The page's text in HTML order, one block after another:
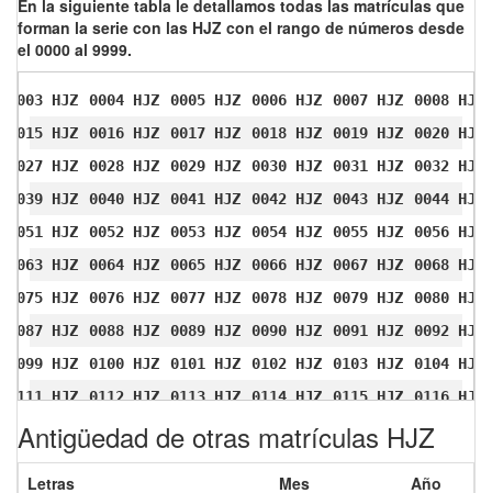
En la siguiente tabla le detallamos todas las matrículas que
forman la serie con las HJZ con el rango de números desde
el 0000 al 9999.
0003 HJZ 0004 HJZ 0005 HJZ 0006 HJZ 0007 HJZ
0008 HJZ
0015 HJZ
0016 HJZ 0017 HJZ 0018 HJZ 0019 HJZ
0020 HJZ
0027 HJZ
0028 HJZ 0029 HJZ 0030 HJZ 0031 HJZ
0032 HJZ
0039 HJZ
0040 HJZ 0041 HJZ 0042 HJZ 0043 HJZ
0044 HJZ
0051 HJZ
0052 HJZ 0053 HJZ 0054 HJZ 0055 HJZ
0056 HJZ
0063 HJZ
0064 HJZ 0065 HJZ 0066 HJZ 0067 HJZ
0068 HJZ
0075 HJZ
0076 HJZ 0077 HJZ 0078 HJZ 0079 HJZ
0080 HJZ
0087 HJZ
0088 HJZ 0089 HJZ 0090 HJZ 0091 HJZ
0092 HJZ
0099 HJZ
0100 HJZ 0101 HJZ 0102 HJZ 0103 HJZ
0104 HJZ
0111 HJZ
0112 HJZ 0113 HJZ 0114 HJZ 0115 HJZ
0116 HJZ
0123 HJZ
0124 HJZ 0125 HJZ 0126 HJZ 0127 HJZ
0128 HJZ
0135 HJZ
0136 HJZ 0137 HJZ 0138 HJZ 0139 HJZ
0140 HJZ
Antigüedad de otras matrículas HJZ
Letras Mes
Año